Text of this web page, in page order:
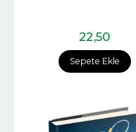
Sepete Ekle
22,50